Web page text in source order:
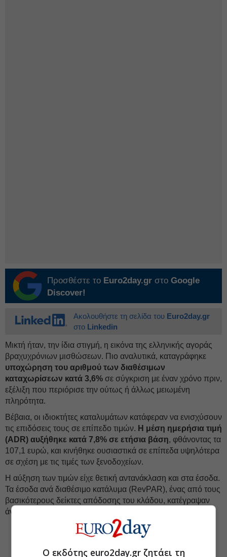
Προσθέστε το Euro2day.gr στο Google
Discover!
Ακολουθήστε τη σελίδα του Euro2day.gr
στο Linkedin
Μικτή ήταν, την ίδια στιγμή, η εικόνα της ελληνικής αγοράς
βραχυχρόνιων μισθώσεων. Πιο αναλυτικά, καταγράφηκε
υποχώρηση του αριθμού των διαθέσιμων
καταχωρίσεων κατά 3,6% σε σύγκριση με έναν χρόνο πριν,
εξέλιξη που περιόρισε την ούτως ή άλλως μειωμένη
πληρότητα.
Βέβαια, οι ιδιοκτήτες καταλυμάτων κατάφεραν να ενισχύσουν
τις επιδόσεις τους σε επίπεδο τιμών. Η μέση ημερήσια τιμή
(ADR) αυξήθηκε κατά 7,8% σε ετήσια βάση, φθάνοντας τα
107,1 ευρώ, και κινήθηκε ουσιαστικά σε επίπεδα υψηλότερα
σε σχέση με τις τιμές των ξενοδοχείων.
Η αύξηση των τιμών είχε θετική αντανάκλαση και στα έσοδα.
Τα έσοδα ανά διαθέσιμο κατάλυμα (RevPAR), ένας από τους
βασικότερους δείκτες απόδοσης του κλάδου, κατέγραψαν
άνοδο 2,1% και διαμορφώθηκαν στα 58,7 ευρώ.
#Βραχυχρόνια μίσθωση ακινήτων
#Ελληνικά ξενοδοχεία #Τουρισμός Ελλάδα
Ο εκδότης euro2day.gr ζητάει τη